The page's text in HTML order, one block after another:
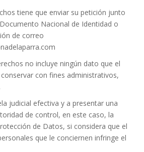
tiene que enviar su petición junto
Nacional de Identidad o
de correo
no incluye ningún dato que el
con fines administrativos,
judicial efectiva y a presentar una
de control, en este caso, la
de Datos, si considera que el
que le conciernen infringe el